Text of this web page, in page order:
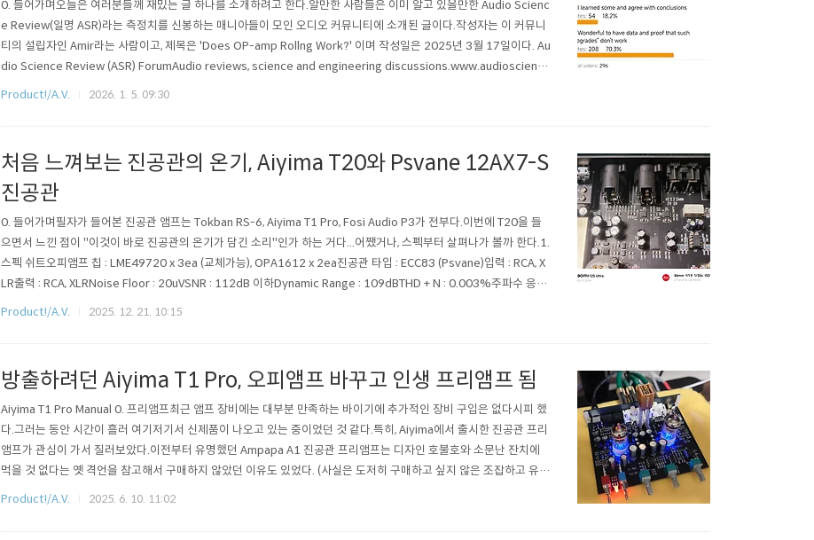
0. 들어가며오늘은 여러분들께 재밌는 글 하나를 소개하려고 한다.알만한 사람들은 이미 알고 있을만한 Audio Scienc
e Review(일명 ASR)라는 측정치를 신봉하는 매니아들이 모인 오디오 커뮤니티에 소개된 글이다.작성자는 이 커뮤니
티의 설립자인 Amir라는 사람이고, 제목은 'Does OP-amp Rollng Work?' 이며 작성일은 2025년 3월 17일이다. Au
dio Science Review (ASR) ForumAudio reviews, science and engineering discussions.www.audioscience
review.com 커뮤니티의 유저들은 70% 이 포스팅을 원더풀하다고 평가했고, 오피앰프는 전혀 업그레이드 요소가 없
Product!/A.V. 2026. 1. 5. 09:30
처음 느껴보는 진공관의 온기, Aiyima T20와 Psvane 12AX7-S
진공관
0. 들어가며필자가 들어본 진공관 앰프는 Tokban RS-6, Aiyima T1 Pro, Fosi Audio P3가 전부다.이번에 T20을 들
으면서 느낀 점이 "이것이 바로 진공관의 온기가 담긴 소리"인가 하는 거다...어쨌거나, 스펙부터 살펴나가 볼까 한다.1.
스펙 쉬트오피앰프 칩 : LME49720 x 3ea (교체가능), OPA1612 x 2ea진공관 타입 : ECC83 (Psvane)입력 : RCA, X
LR출력 : RCA, XLRNoise Floor : 20uVSNR : 112dB 이하Dynamic Range : 109dBTHD + N : 0.003%주파수 응답
: 20Hz - 20kHz (+- 0.2dB)전원 공급 : DC 12V / 2A 이상사이즈 : 190mm x 142mm x 46mm무..
Product!/A.V. 2025. 12. 21. 10:15
방출하려던 Aiyima T1 Pro, 오피앰프 바꾸고 인생 프리앰프 됨
Aiyima T1 Pro Manual 0. 프리앰프최근 앰프 장비에는 대부분 만족하는 바이기에 추가적인 장비 구입은 없다시피 했
다.그러는 동안 시간이 흘러 여기저기서 신제품이 나오고 있는 중이었던 것 같다.특히, Aiyima에서 출시한 진공관 프리
앰프가 관심이 가서 질러보았다.이전부터 유명했던 Ampapa A1 진공관 프리앰프는 디자인 호불호와 소문난 잔치에
먹을 것 없다는 옛 격언을 참고해서 구매하지 않았던 이유도 있었다. (사실은 도저히 구매하고 싶지 않은 조잡하고 유치
한 디자인 때문...)그리고 이 Aiyima T1 Pro는 더 저렴한 가성비 앰프이기도 했다.1. 구입 과정전원부는 안전사 12V 2
Product!/A.V. 2025. 6. 10. 11:02